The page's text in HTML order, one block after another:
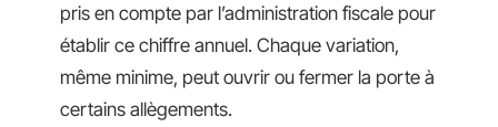
pris en compte par l’administration fiscale pour
établir ce chiffre annuel. Chaque variation,
même minime, peut ouvrir ou fermer la porte à
certains allègements.